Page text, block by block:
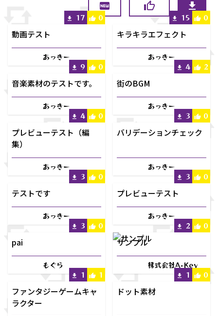
17 0
動画テスト
あっきー
15 0
キラキラエフェクト
あっきー
9
0
音楽素材のテストです。
あっきー
4 2
街のBGM
あっきー
4
0
プレビューテスト（編
集）
あっきー
3 0
バリデーションチェック
あっきー
3
0
テストです
あっきー
3 0
プレビューテスト
あっきー
3
0
pai
もぐら
2 0
サンプル
株式会社A-Key
1
1
ファンタジーゲームキャ
ラクター
1 0
ドット素材